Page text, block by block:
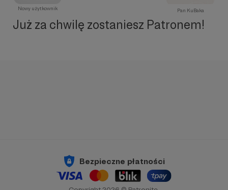
Nowy użytkownik Pan KuBaka
Już za chwilę zostaniesz Patronem!
Bezpieczne płatności